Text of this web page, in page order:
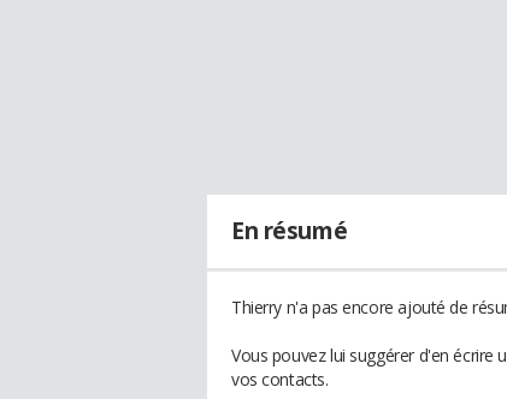
En résumé
Thierry n'a pas encore ajouté de
Vous pouvez lui suggérer d'en écrire
vos contacts.